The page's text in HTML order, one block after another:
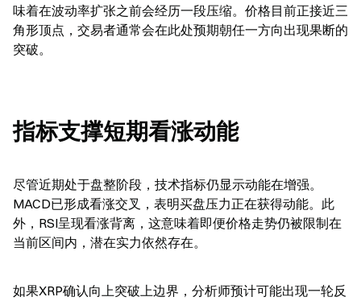
味着在波动率扩张之前会经历一段压缩。价格目前正接近三
角形顶点，交易者通常会在此处预期朝任一方向出现果断的
突破。
指标支撑短期看涨动能
尽管近期处于盘整阶段，技术指标仍显示动能在增强。
MACD已形成看涨交叉，表明买盘压力正在获得动能。此
外，RSI呈现看涨背离，这意味着即便价格走势仍被限制在
当前区间内，潜在实力依然存在。
如果XRP确认向上突破上边界，分析师预计可能出现一轮反